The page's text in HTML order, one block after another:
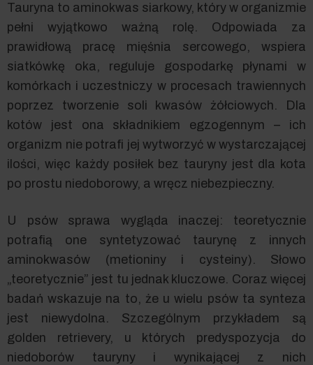
Tauryna to aminokwas siarkowy, który w organizmie
pełni wyjątkowo ważną rolę. Odpowiada za
prawidłową pracę mięśnia sercowego, wspiera
siatkówkę oka, reguluje gospodarkę płynami w
komórkach i uczestniczy w procesach trawiennych
poprzez tworzenie soli kwasów żółciowych. Dla
kotów jest ona składnikiem egzogennym – ich
organizm nie potrafi jej wytworzyć w wystarczającej
ilości, więc każdy posiłek bez tauryny jest dla kota
po prostu niedoborowy, a wręcz niebezpieczny.
U psów sprawa wygląda inaczej: teoretycznie
potrafią one syntetyzować taurynę z innych
aminokwasów (metioniny i cysteiny). Słowo
„teoretycznie” jest tu jednak kluczowe. Coraz więcej
badań wskazuje na to, że u wielu psów ta synteza
jest niewydolna. Szczególnym przykładem są
golden retrievery, u których predyspozycja do
niedoborów tauryny i wynikającej z nich